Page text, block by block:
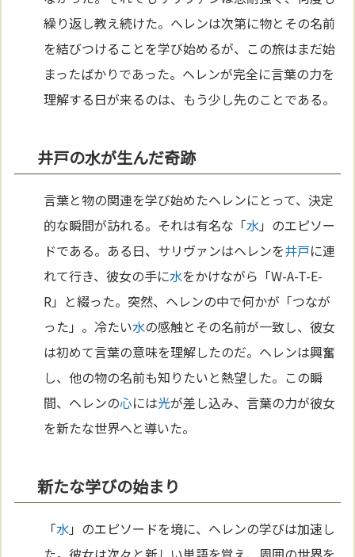
繰り返し教え続けた。ヘレンは次第に物とその名前
を結びつけることを学び始めるが、この旅はまだ始
まったばかりであった。ヘレンが完全に言葉の力を
理解する日が来るのは、もう少し先のことである。
井戸の水が生んだ奇跡
言葉と物の関連を学び始めたヘレンにとって、決定
的な瞬間が訪れる。それは有名な「水」のエピソー
ドである。ある日、サリヴァンはヘレンを井戸に連
れて行き、彼女の手に水をかけながら「W-A-T-E-
R」と綴った。突然、ヘレンの中で何かが「つなが
った」。冷たい水の感触とその名前が一致し、彼女
は初めて言葉の意味を理解したのだ。ヘレンは興奮
し、他の物の名前も知りたいと熱望した。この瞬
間、ヘレンの心には光が差し込み、言葉の力が彼女
を新たな世界へと導いた。
新たな学びの始まり
「水」のエピソードを境に、ヘレンの学びは加速し